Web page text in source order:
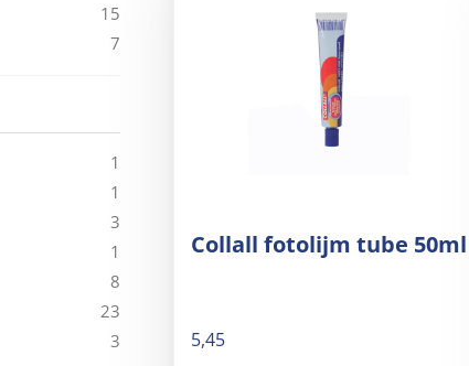
Collall fotolijm tube 50ml
5,45
15
7
1
1
3
1
8
23
3